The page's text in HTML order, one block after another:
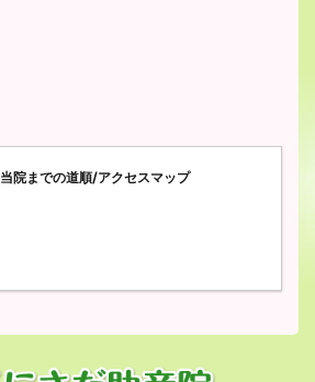
当院までの道順/アクセスマップ